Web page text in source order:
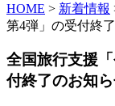
HOME > 新着情報
第4弾」の受付終
全国旅行支援
付終了のお知